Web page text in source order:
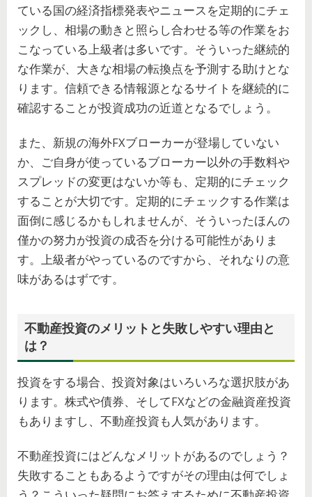
ている国の経済指標発表やニュースを定期的にチェ
ックし、相場の動きと照らし合わせる等の作業をお
こなっている上級者は多いです。そういった継続的
な作業が、大きな相場の転換点を予測する助けとな
ります。信頼できる情報源となるサイトを継続的に
確認することが投資成功の近道となるでしょう。
また、新規の海外FXブローカーが登場していない
か、ご自身が使っているブローカー以外の手数料や
スプレッドの変更はないか等も、定期的にチェック
することが大切です。定期的にチェックする作業は
面倒に感じるかもしれませんが、そういったほんの
僅かの努力が投資の成否を分ける可能性がありま
す。上級者がやっているのですから、それなりの意
味があるはずです。
不動産投資のメリットと失敗しやすい理由と
は？
投資をする場合、投資対象はいろいろな選択肢があ
ります。株式や債券、そしてFXなどの金融資産投資
もありますし、不動産投資も人気があります。
不動産投資にはどんなメリットがあるのでしょう？
失敗することもあるようですがその理由は何でしょ